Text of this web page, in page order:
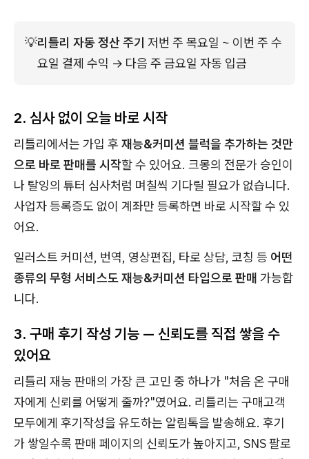
💡리틀리 자동 정산 주기 저번 주 목요일 ~ 이번 주 수
요일 결제 수익 → 다음 주 금요일 자동 입금
2. 심사 없이 오늘 바로 시작
리틀리에서는 가입 후 재능&커미션 블럭을 추가하는 것만
으로 바로 판매를 시작할 수 있어요. 크몽의 전문가 승인이
나 탈잉의 튜터 심사처럼 며칠씩 기다릴 필요가 없습니다.
사업자 등록증도 없이 계좌만 등록하면 바로 시작할 수 있
어요.
일러스트 커미션, 번역, 영상편집, 타로 상담, 코칭 등 어떤
종류의 무형 서비스도 재능&커미션 타입으로 판매 가능합
니다.
3. 구매 후기 작성 기능 — 신뢰도를 직접 쌓을 수
있어요
리틀리 재능 판매의 가장 큰 고민 중 하나가 "처음 온 구매
자에게 신뢰를 어떻게 줄까?"였어요. 리틀리는 구매고객
모두에게 후기작성을 유도하는 알림톡을 발송해요. 후기
가 쌓일수록 판매 페이지의 신뢰도가 높아지고, SNS 팔로